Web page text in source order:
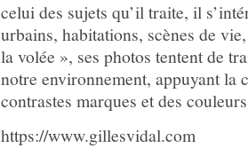
celui des sujets qu’il traite, il
urbains, habitations, scènes de
la volée », ses photos tentent de
notre environnement, appuyant la
contrastes marques et des
https://www.gillesvidal.com